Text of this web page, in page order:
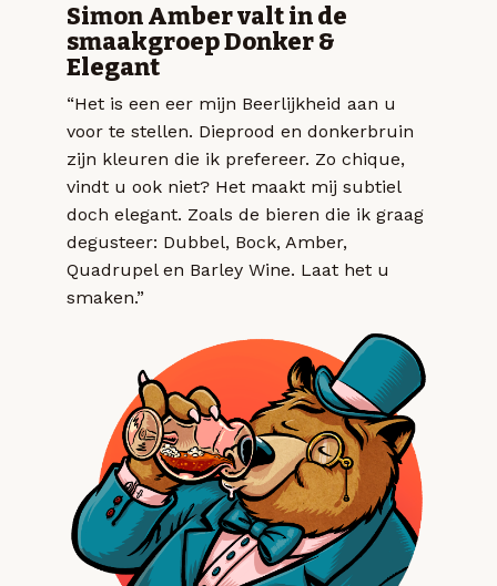
Simon Amber valt in de
smaakgroep Donker &
Elegant
“Het is een eer mijn Beerlijkheid aan u
voor te stellen. Dieprood en donkerbruin
zijn kleuren die ik prefereer. Zo chique,
vindt u ook niet? Het maakt mij subtiel
doch elegant. Zoals de bieren die ik graag
degusteer: Dubbel, Bock, Amber,
Quadrupel en Barley Wine. Laat het u
smaken.”